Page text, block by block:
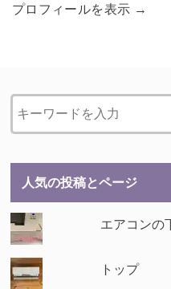
プロフィールを表示 →
人気の投稿とページ
エアコンの
トップ